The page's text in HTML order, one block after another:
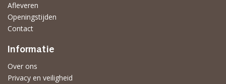
Afleveren
Openingstijden
Contact
Informatie
Over ons
Privacy en veiligheid